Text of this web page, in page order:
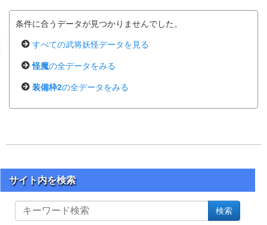
条件に合うデータが見つかりませんでした。
すべての武将妖怪データを見る
怪魔の全データをみる
装備枠2の全データをみる
サイト内を検索
イ
検索